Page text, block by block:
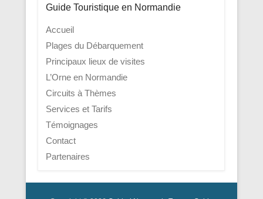
Guide Touristique en Normandie
Accueil
Plages du Débarquement
Principaux lieux de visites
L’Orne en Normandie
Circuits à Thèmes
Services et Tarifs
Témoignages
Contact
Partenaires